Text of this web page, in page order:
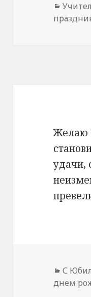
Желаю
удачи,
С
днем